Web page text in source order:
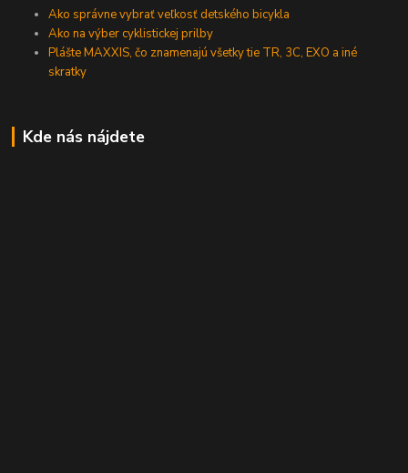
Ako správne vybrať veľkosť detského bicykla
Ako na výber cyklistickej prilby
Plášte MAXXIS, čo znamenajú všetky tie TR, 3C, EXO a iné
skratky
Kde nás nájdete